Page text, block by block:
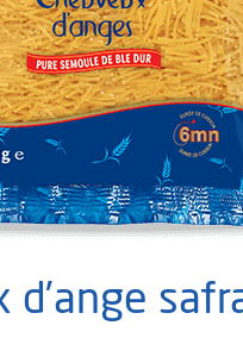
d’ange